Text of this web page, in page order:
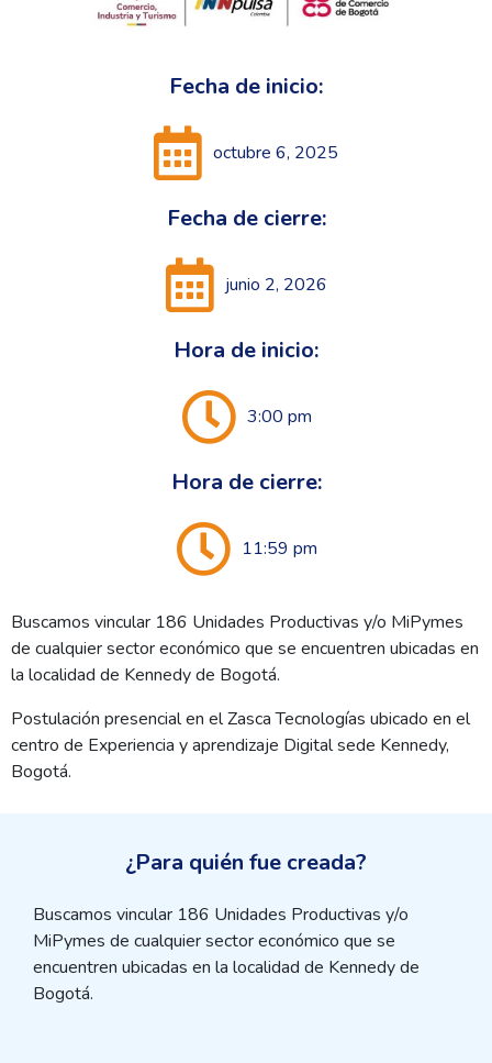
Fecha de inicio:
octubre 6, 2025
Fecha de cierre:
junio 2, 2026
Hora de inicio:
3:00 pm
Hora de cierre:
11:59 pm
Buscamos vincular 186 Unidades Productivas y/o MiPymes
de cualquier sector económico que se encuentren ubicadas en
la localidad de Kennedy de Bogotá.
Postulación presencial en el Zasca Tecnologías ubicado en el
centro de Experiencia y aprendizaje Digital sede Kennedy,
Bogotá.
¿Para quién fue creada?
Buscamos vincular 186 Unidades Productivas y/o
MiPymes de cualquier sector económico que se
encuentren ubicadas en la localidad de Kennedy de
Bogotá.